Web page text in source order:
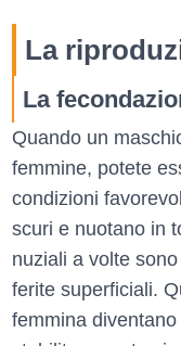
La
La
Quando un
femmine, potete
condizioni
scuri e nuotano in
nuziali a volte
ferite superficiali.
femmina